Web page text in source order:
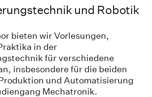
und Robotik
bieten wir Vorlesungen,
in der
für verschiedene
insbesondere für die beiden
und Automatisierung
Mechatronik.